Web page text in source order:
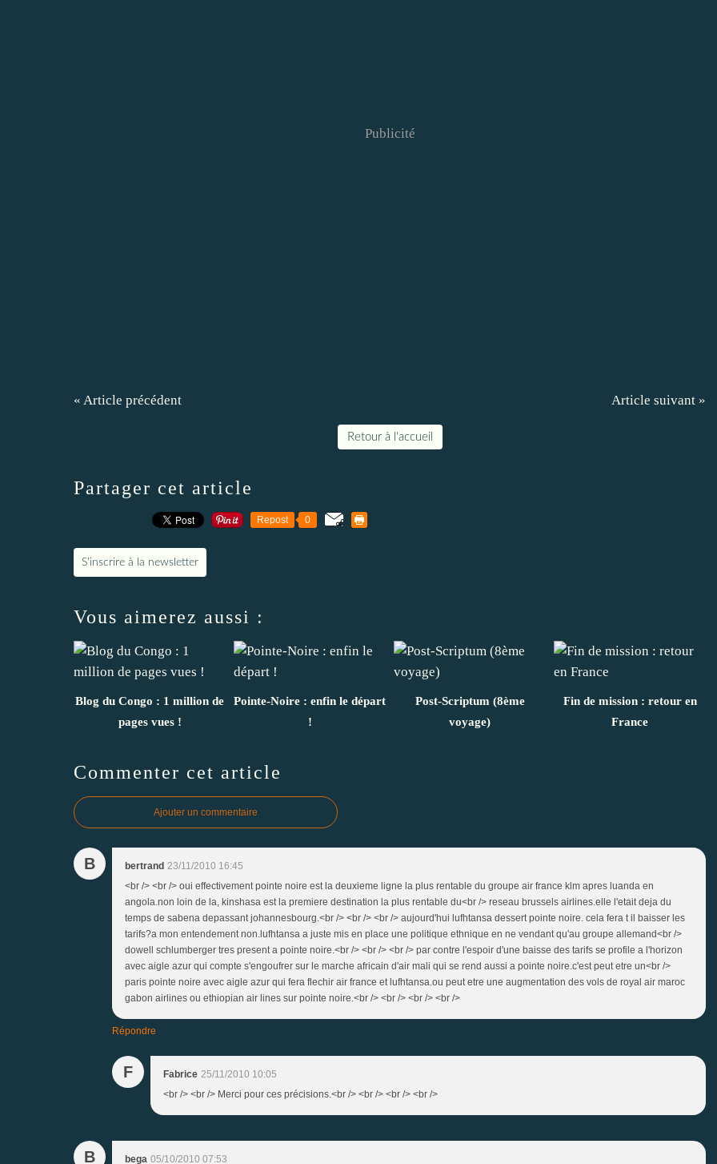
Publicité
« Article précédent Article suivant »
Retour à l'accueil
Partager cet article
Repost 0
S'inscrire à la newsletter
Vous aimerez aussi :
Blog du Congo : 1 million de
pages vues !
Pointe-Noire : enfin le départ
!
Post-Scriptum (8ème
voyage)
Fin de mission : retour en
France
Commenter cet article
Ajouter un commentaire
B bertrand 23/11/2010 16:45
<br /> <br /> oui effectivement pointe noire est la deuxieme ligne la plus rentable du groupe air france klm apres luanda en
angola.non loin de la, kinshasa est la premiere destination la plus rentable du<br /> reseau brussels airlines.elle l'etait deja du
temps de sabena depassant johannesbourg.<br /> <br /> <br /> aujourd'hui lufhtansa dessert pointe noire. cela fera t il baisser les
tarifs?a mon entendement non.lufhtansa a juste mis en place une politique ethnique en ne vendant qu'au groupe allemand<br />
dowell schlumberger tres present a pointe noire.<br /> <br /> <br /> par contre l'espoir d'une baisse des tarifs se profile a l'horizon
avec aigle azur qui compte s'engoufrer sur le marche africain d'air mali qui se rend aussi a pointe noire.c'est peut etre un<br />
paris pointe noire avec aigle azur qui fera flechir air france et lufhtansa.ou peut etre une augmentation des vols de royal air maroc
gabon airlines ou ethiopian air lines sur pointe noire.<br /> <br /> <br /> <br />
Répondre
F Fabrice 25/11/2010 10:05
<br /> <br /> Merci pour ces précisions.<br /> <br /> <br /> <br />
B bega 05/10/2010 07:53